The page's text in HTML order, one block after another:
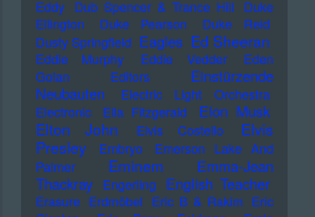
Eddy
Dub Spencer & Trance Hill
Duke
Ellington
Duke Pearson
Duke Reid
Dusty Springfield Eagles Ed Sheeran
Eddie Murphy Eddie Vedder
Eden
Golan
Editors
Einstürzende
Neubauten
Electric Light Orchestra
Electronic
Ella Fitzgerald Elon Musk
Elton John Elvis Costello
Elvis
Presley
Embryo
Emerson Lake And
Palmer
Eminem
Emma-Jean
Thackray
Engerling English Teacher
Erasure Erdmöbel Eric B & Rakim Eric